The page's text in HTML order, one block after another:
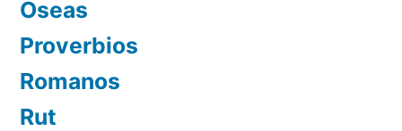
Oseas
Proverbios
Romanos
Rut